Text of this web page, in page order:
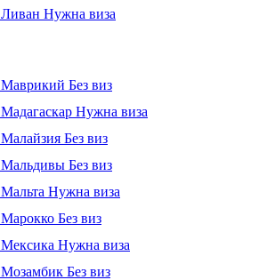
Ливан Нужна виза
Маврикий Без виз
Мадагаскар Нужна виза
Малайзия Без виз
Мальдивы Без виз
Мальта Нужна виза
Марокко Без виз
Мексика Нужна виза
Мозамбик Без виз